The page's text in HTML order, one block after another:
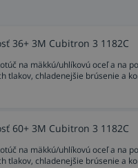
36+ 3M Cubitron 3 1182C
na mäkkú/uhlíkovú oceľ a na
tlakov, chladenejšie brúsenie a
60+ 3M Cubitron 3 1182C
na mäkkú/uhlíkovú oceľ a na
tlakov, chladenejšie brúsenie a